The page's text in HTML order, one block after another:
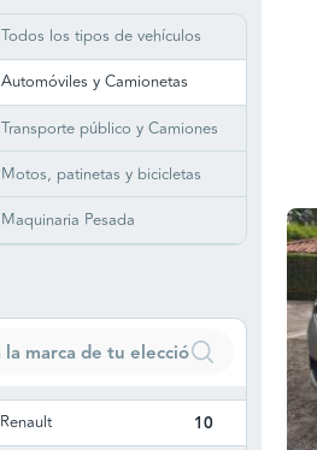
Todos los tipos de vehículos
Automóviles y Camionetas
Transporte público y Camiones
Motos, patinetas y bicicletas
Maquinaria Pesada
Renault 10